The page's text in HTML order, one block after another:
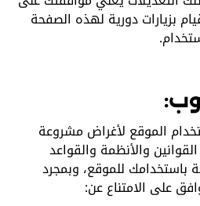
بزيارات دورية لهذه الصفحة
الموقع لأغراض مشروعة
والأنظمة والقواعد
باستخدامك للموقع، وبمجرد
على الامتناع عن: